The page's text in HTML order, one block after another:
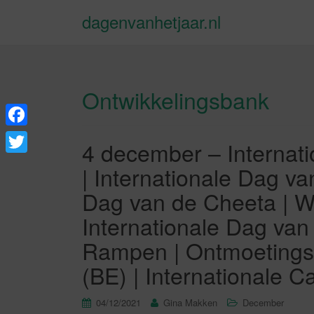
dagenvanhetjaar.nl
Ontwikkelingsbank
4 december –
| Internationale Dag
Dag van de Cheeta |
Internationale Dag
Rampen |
(BE) | Internationale
04/12/2021 Gina Makken December
F